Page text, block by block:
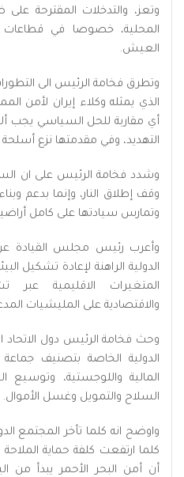
وتعز، والتدخلات المقترحة على
المحلية، خصوصا في قطاعات
العيش.
وتطرق فخامة الرئيس الى
الذي يمثله وكلاء إيران لأمن
أي مقاربة للحل السياسي يجب
التهديد، وفي مقدمتها نزع أسلحة
وشدد فخامة الرئيس على ان
وقف إطلاق النار، وإنما بدعم
وتمارس سيادتها على كامل
وأعرب رئيس مجلس القيادة
الدولية الراهنة لإعادة تشكيل
المتغيرات الاقليمية
والاقتصادية على المليشيات
وحث فخامة الرئيس دول الاتحاد
الدولية الخاصة بتصنيف جماعة
المالية واللوجستية،
السلاح والتمويل وغسل الأموال.
واوضح انه كلما تأخر المجتمع
كلما ارتفعت كلفة حماية الملاحة
أن أمن البحر الأحمر يبدأ من